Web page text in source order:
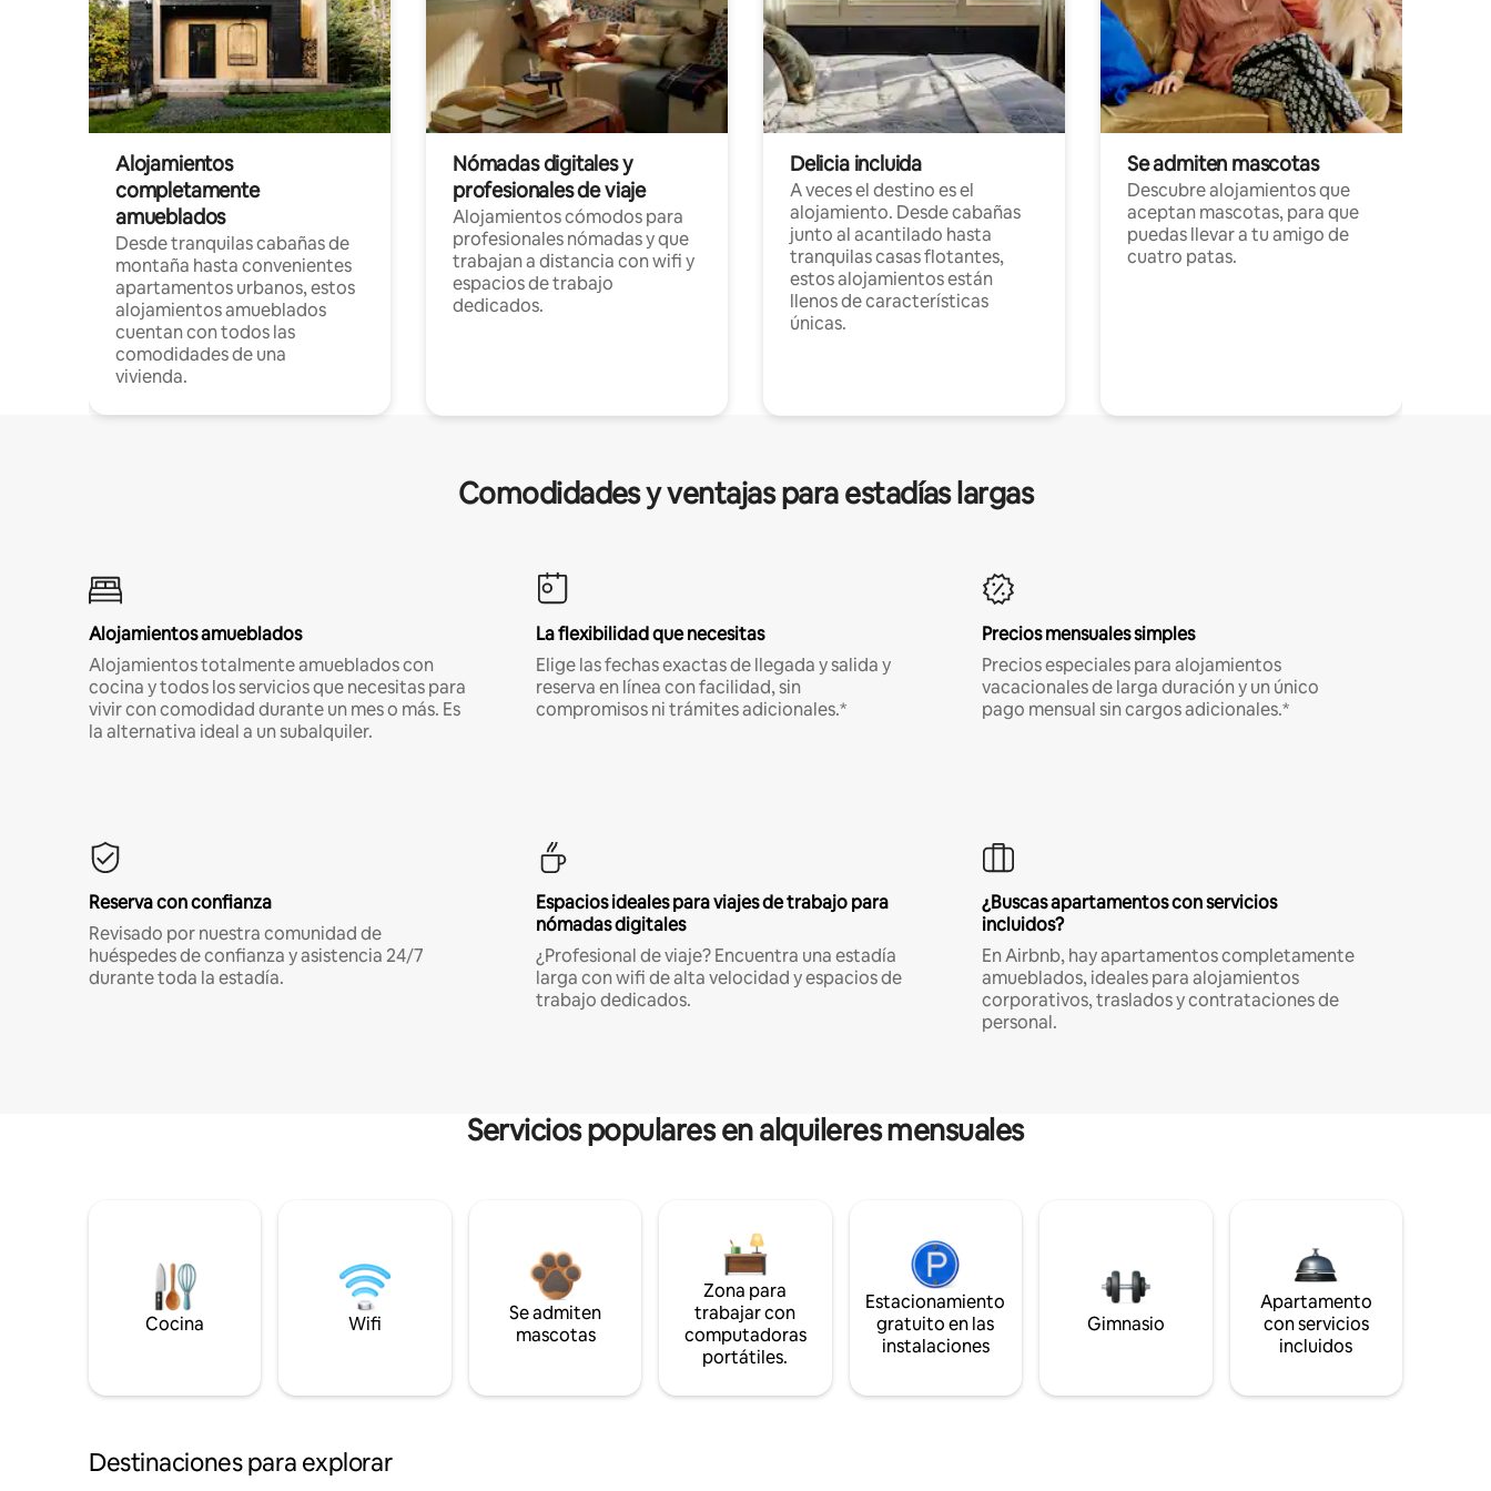
Alojamientos
completamente
amueblados
Desde tranquilas cabañas de
montaña hasta convenientes
apartamentos urbanos, estos
alojamientos amueblados
cuentan con todos las
comodidades de una
vivienda.
Nómadas digitales y
profesionales de viaje
Alojamientos cómodos para
profesionales nómadas y que
trabajan a distancia con wifi y
espacios de trabajo
dedicados.
Delicia incluida
A veces el destino es el
alojamiento. Desde cabañas
junto al acantilado hasta
tranquilas casas flotantes,
estos alojamientos están
llenos de características
únicas.
Se admiten mascotas
Descubre alojamientos que
aceptan mascotas, para que
puedas llevar a tu amigo de
cuatro patas.
Comodidades y ventajas para estadías largas
Alojamientos amueblados
Alojamientos totalmente amueblados con
cocina y todos los servicios que necesitas para
vivir con comodidad durante un mes o más. Es
la alternativa ideal a un subalquiler.
La flexibilidad que necesitas
Elige las fechas exactas de llegada y salida y
reserva en línea con facilidad, sin
compromisos ni trámites adicionales.*
Precios mensuales simples
Precios especiales para alojamientos
vacacionales de larga duración y un único
pago mensual sin cargos adicionales.*
Reserva con confianza
Revisado por nuestra comunidad de
huéspedes de confianza y asistencia 24/7
durante toda la estadía.
Espacios ideales para viajes de trabajo para
nómadas digitales
¿Profesional de viaje? Encuentra una estadía
larga con wifi de alta velocidad y espacios de
trabajo dedicados.
¿Buscas apartamentos con servicios
incluidos?
En Airbnb, hay apartamentos completamente
amueblados, ideales para alojamientos
corporativos, traslados y contrataciones de
personal.
Servicios populares en alquileres mensuales
Cocina Wifi
Se admiten
mascotas
Zona para
trabajar con
computadoras
portátiles.
Estacionamiento
gratuito en las
instalaciones
Gimnasio
Apartamento
con servicios
incluidos
Destinaciones para explorar